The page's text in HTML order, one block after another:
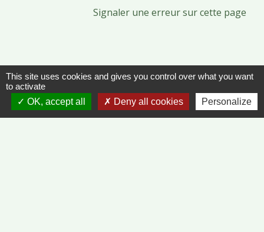
Signaler une erreur sur cette page
Commune de Vinzelles
65, rue de la Mairie
This site uses cookies and gives you control over what you want
to activate
OK, accept all
Deny all cookies Personalize